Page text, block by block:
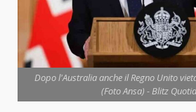
Dopo l'Australia anche il Regno Unito
(Foto Ansa) - Blitz